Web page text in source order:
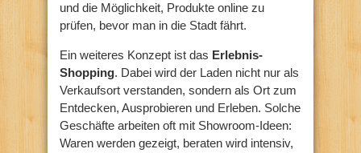
und die Möglichkeit, Produkte online zu
prüfen, bevor man in die Stadt fährt.
Ein weiteres Konzept ist das Erlebnis-
Shopping. Dabei wird der Laden nicht nur als
Verkaufsort verstanden, sondern als Ort zum
Entdecken, Ausprobieren und Erleben. Solche
Geschäfte arbeiten oft mit Showroom-Ideen:
Waren werden gezeigt, beraten wird intensiv,